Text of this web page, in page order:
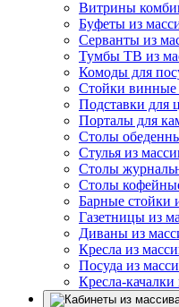
Витрины
Буфеты из
Серванты из
Тумбы ТВ из
Комоды для
Стойки винные
Подставки для
Порталы для
Столы
Стулья из
Столы
Столы
Барные стойки
Газетницы из
Диваны из
Кресла из
Посуда из
Кресла-качалки